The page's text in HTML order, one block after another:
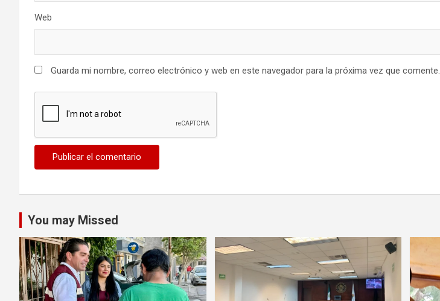
Web
Guarda mi nombre, correo electrónico y web en este navegador para la próxima vez que comente.
You may Missed